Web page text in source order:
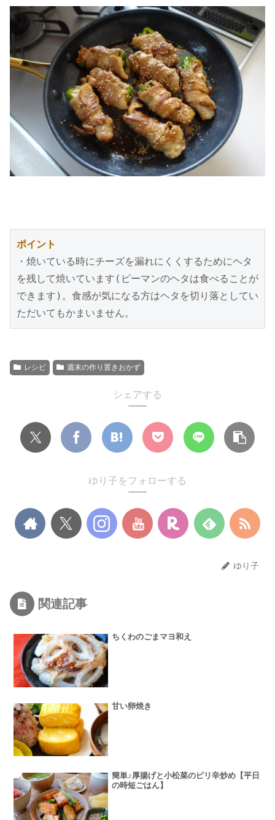
ポイント
・焼いている時にチーズを漏れにくくするためにヘタ
を残して焼いています(ピーマンのヘタは食べることが
できます)。食感が気になる方はヘタを切り落としてい
ただいてもかまいません。
レシピ 週末の作り置きおかず
シェアする
ゆり子をフォローする
ゆり子
関連記事
ちくわのごまマヨ和え
甘い卵焼き
簡単♪厚揚げと小松菜のピリ辛炒め【平日
の時短ごはん】